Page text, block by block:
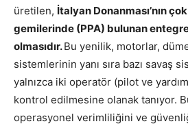
üretilen, İtalyan Donanması’nın
gemilerinde (PPA) bulunan
olmasıdır.Bu yenilik, motorlar,
sistemlerinin yanı sıra bazı savaş
yalnızca iki operatör (pilot ve
kontrol edilmesine olanak tanıyor.
operasyonel verimliliğini ve